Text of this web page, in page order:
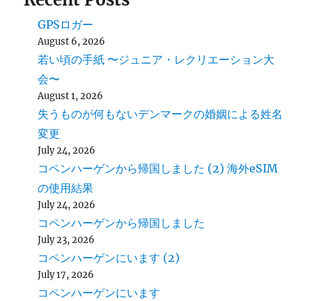
GPSロガー
August 6, 2026
若い頃の手紙 〜ジュニア・レクリエーション大
会〜
August 1, 2026
失うものが何もないデンマークの婚姻による姓名
変更
July 24, 2026
コペンハーゲンから帰国しました (2) 海外eSIM
の使用結果
July 24, 2026
コペンハーゲンから帰国しました
July 23, 2026
コペンハーゲンにいます (2)
July 17, 2026
コペンハーゲンにいます